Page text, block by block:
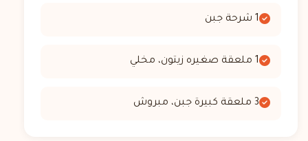
1 شرحة جبن
1 ملعقة صغيره زيتون، مخلي
3 ملعقة كبيرة جبن، مبروش